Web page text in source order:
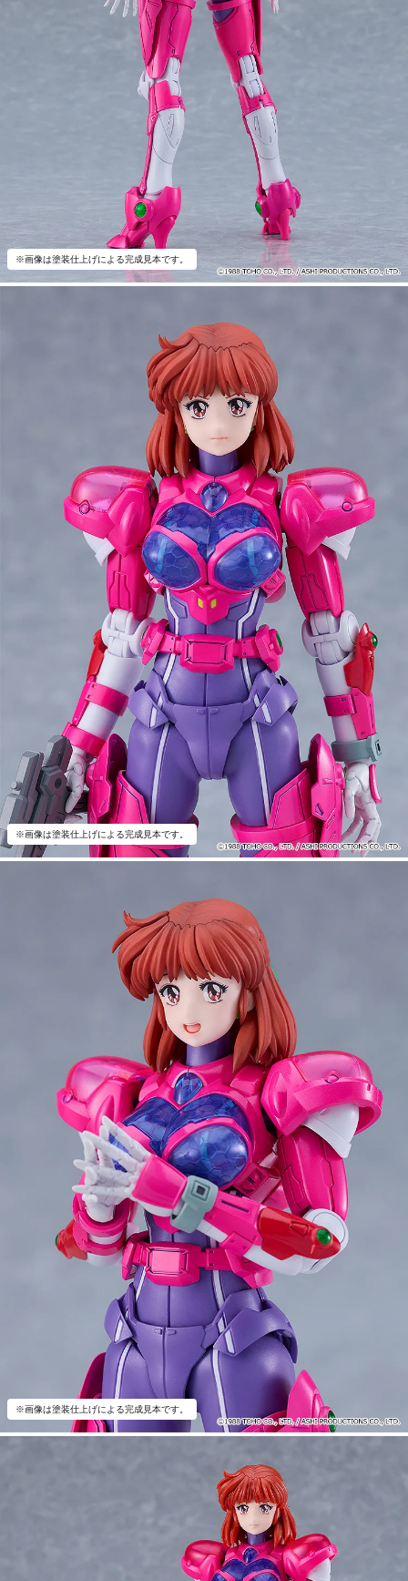
※画像は塗装仕上げによる完成見本です。
※画像は塗装仕上げによる完成見本です。
※画像は塗装仕上げによる完成見本です。